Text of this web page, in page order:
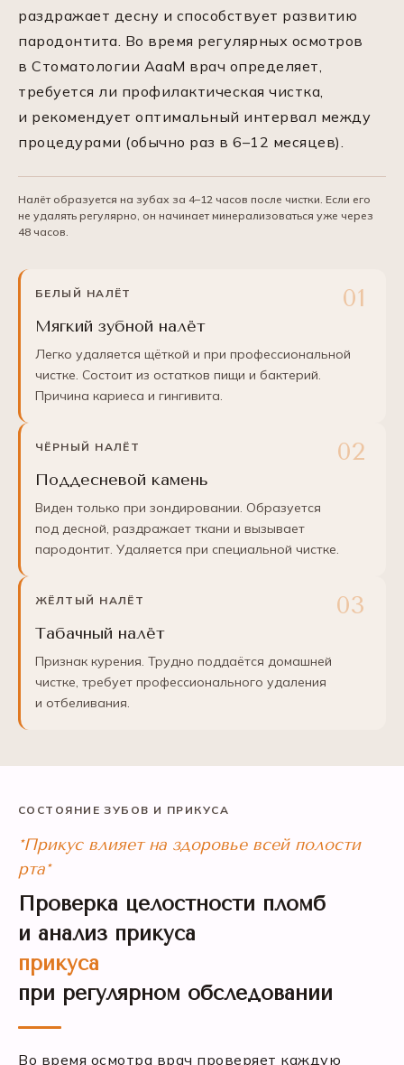
раздражает десну и способствует развитию
пародонтита. Во время регулярных осмотров
в Стоматологии АааМ врач определяет,
требуется ли профилактическая чистка,
и рекомендует оптимальный интервал между
процедурами (обычно раз в 6–12 месяцев).
Налёт образуется на зубах за 4–12 часов после чистки. Если его
не удалять регулярно, он начинает минерализоваться уже через
48 часов.
БЕЛЫЙ НАЛЁТ
Мягкий зубной налёт
Легко удаляется щёткой и при профессиональной
чистке. Состоит из остатков пищи и бактерий.
Причина кариеса и гингивита.
ЧЁРНЫЙ НАЛЁТ
Поддесневой камень
Виден только при зондировании. Образуется
под десной, раздражает ткани и вызывает
пародонтит. Удаляется при специальной чистке.
ЖЁЛТЫЙ НАЛЁТ
Табачный налёт
Признак курения. Трудно поддаётся домашней
чистке, требует профессионального удаления
и отбеливания.
СОСТОЯНИЕ ЗУБОВ И ПРИКУСА
*Прикус влияет на здоровье всей полости
рта*
Проверка целостности пломб
и анализ прикуса
прикуса
при регулярном обследовании
Во время осмотра врач проверяет каждую